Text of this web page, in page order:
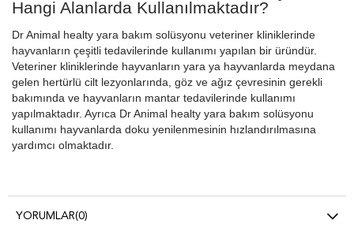
Hangi Alanlarda Kullanılmaktadır?
Dr Animal healty yara bakım solüsyonu veteriner kliniklerinde
hayvanların çeşitli tedavilerinde kullanımı yapılan bir üründür.
Veteriner kliniklerinde hayvanların yara ya hayvanlarda meydana
gelen hertürlü cilt lezyonlarında, göz ve ağız çevresinin gerekli
bakımında ve hayvanların mantar tedavilerinde kullanımı
yapılmaktadır. Ayrıca Dr Animal healty yara bakım solüsyonu
kullanımı hayvanlarda doku yenilenmesinin hızlandırılmasına
yardımcı olmaktadır.
YORUMLAR(0)